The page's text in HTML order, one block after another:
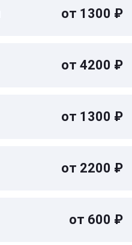
от 1300 ₽
от 4200 ₽
от 1300 ₽
от 2200 ₽
от 600 ₽